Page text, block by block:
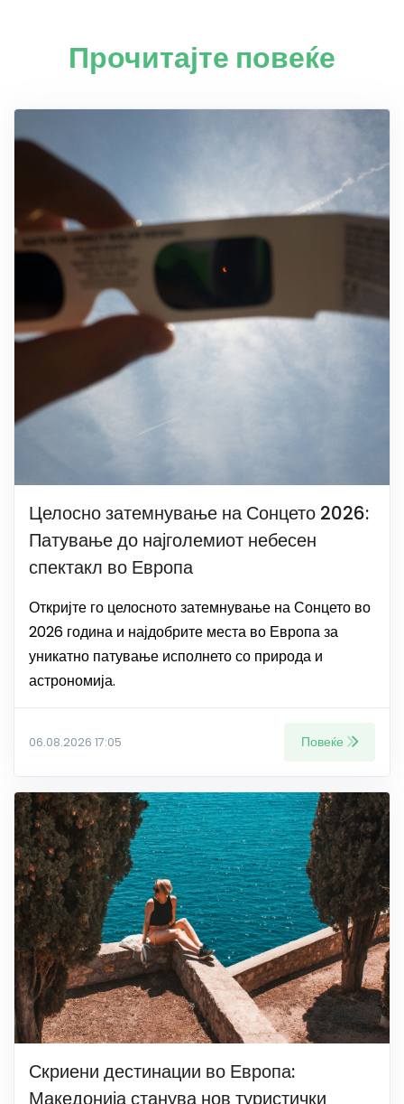
Прочитајте повеќе
Целосно затемнување на Сонцето 2026:
Патување до најголемиот небесен
спектакл во Европа
Откријте го целосното затемнување на Сонцето во
2026 година и најдобрите места во Европа за
уникатно патување исполнето со природа и
астрономија.
06.08.2026 17:05 Повеќе
Скриени дестинации во Европа:
Македонија станува нов туристички